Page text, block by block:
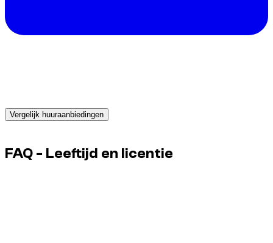
Vergelijk huuraanbiedingen
FAQ - Leeftijd en licentie